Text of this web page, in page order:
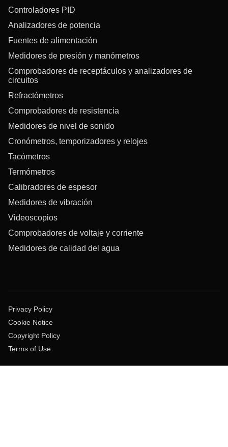
Controladores PID
Analizadores de potencia
Fuentes de alimentación
Medidores de presión y manómetros
Comprobadores de receptáculos y analizadores de
circuitos
Refractómetros
Comprobadores de resistencia
Medidores de nivel de sonido
Cronómetros, temporizadores y relojes
Tacómetros
Termómetros
Calibradores de espesor
Medidores de vibración
Videoscopios
Comprobadores de voltaje y corriente
Medidores de calidad del agua
Privacy Policy
Cookie Notice
Copyright Policy
Terms of Use